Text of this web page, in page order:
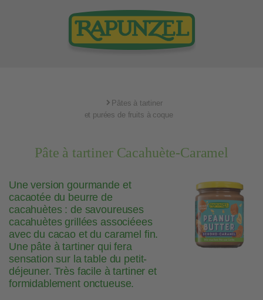
Pâtes à tartiner
et purées de fruits à coque
Pâte à tartiner Cacahuète-Caramel
Une version gourmande et
cacaotée du beurre de
cacahuètes : de savoureuses
cacahuètes grillées associéees
avec du cacao et du caramel fin.
Une pâte à tartiner qui fera
sensation sur la table du petit-
déjeuner. Très facile à tartiner et
formidablement onctueuse.